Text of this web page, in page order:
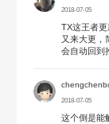
2018-07-05
TX这王者
又来大更，
会自动回到
2018-07-05
这个倒是能